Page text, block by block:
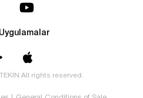
All rights reserved.